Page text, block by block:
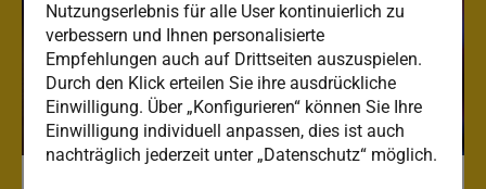
Nutzungserlebnis für alle User kontinuierlich zu
verbessern und Ihnen personalisierte
Empfehlungen auch auf Drittseiten auszuspielen.
Durch den Klick erteilen Sie ihre ausdrückliche
Einwilligung. Über „Konfigurieren“ können Sie Ihre
Einwilligung individuell anpassen, dies ist auch
nachträglich jederzeit unter „Datenschutz“ möglich.